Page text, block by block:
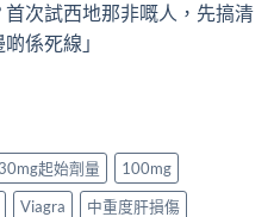
次試西地那非嘅人，先搞清
係死線」
30mg起始劑量
100mg
Viagra
中重度肝損傷